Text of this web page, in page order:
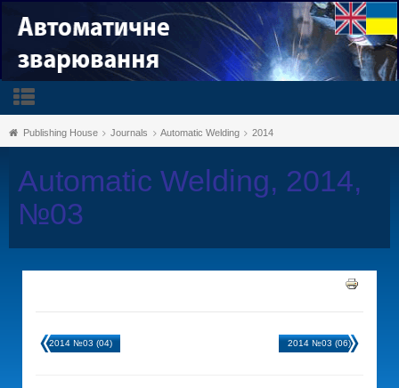
Publishing House Journals Automatic Welding 2014
Automatic Welding, 2014,
№03
2014 №03 (04) 2014 №03 (06)